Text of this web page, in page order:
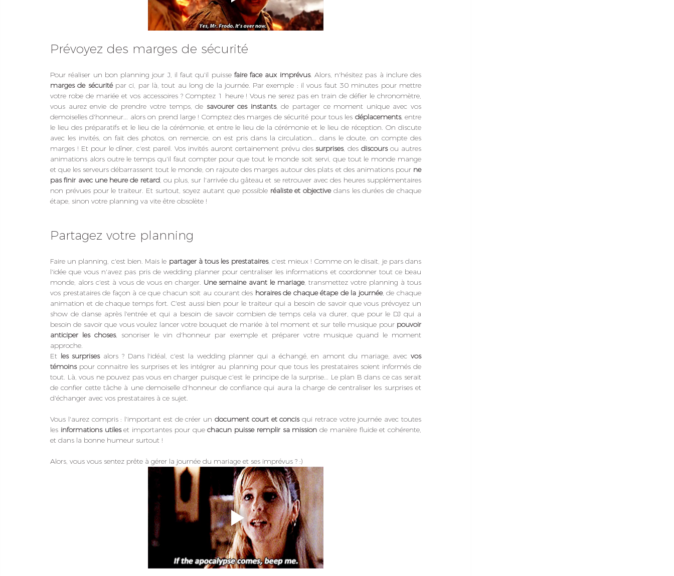
Prévoyez des marges de sécurité
Pour réaliser un bon planning jour J, il faut qu'il puisse faire face aux imprévus
marges de sécurité par ci, par là, tout au long de la journée. Par exemple : il vous faut 30 minutes pour mettre
votre robe de mariée et vos accessoires ? Comptez 1 heure ! Vous ne serez pas en train de défier le chronomètre,
vous aurez envie de prendre votre temps, de savourer ces instants, de partager ce moment unique avec vos
demoiselles d'honneur... alors on prend large ! Comptez des marges de sécurité pour tous les déplacements, entre
le lieu des préparatifs et le lieu de la cérémonie, et entre le lieu de la cérémonie et le lieu de réception. On discute
avec les invités, on fait des photos, on remercie, on est pris dans la circulation... dans le doute, on compte des
marges ! Et pour le dîner, c'est pareil. Vos invités auront certainement prévu des surprises, des discours ou autres
animations alors outre le temps qu'il faut compter pour que tout le monde soit servi, que tout le monde mange
et que les serveurs débarrassent tout le monde, on rajoute des marges autour des plats et des animations pour ne
pas finir avec une heure de retard, ou plus, sur l'arrivée du gâteau et se retrouver avec des heures supplémentaires
non prévues pour le traiteur. Et surtout, soyez autant que possible réaliste et objective dans les durées de chaque
étape, sinon votre planning va vite être obsolète !
Partagez votre planning
Faire un planning, c'est bien. Mais le partager à tous les prestataires, c'est mieux ! Comme on le disait, je pars dans
l'idée que vous n'avez pas pris de wedding planner pour centraliser les informations et coordonner tout ce beau
monde, alors c'est à vous de vous en charger. Une semaine avant le mariage, transmettez votre planning à tous
vos prestataires de façon à ce que chacun soit au courant des horaires de chaque étape de la journée, de chaque
animation et de chaque temps fort. C'est aussi bien pour le traiteur qui a besoin de savoir que vous prévoyez un
show de danse après l'entrée et qui a besoin de savoir combien de temps cela va durer, que pour le DJ qui a
besoin de savoir que vous voulez lancer votre bouquet de mariée à tel moment et sur telle musique pour pouvoir
anticiper les choses, sonoriser le vin d'honneur par exemple et préparer votre musique quand le moment
approche.
Et les surprises alors ? Dans l'idéal, c'est la wedding planner qui a échangé, en amont du mariage, avec vos
témoins pour connaitre les surprises et les intégrer au planning pour que tous les prestataires soient informés de
tout. Là, vous ne pouvez pas vous en charger puisque c'est le principe de la surprise... Le plan B dans ce cas serait
de confier cette tâche à une demoiselle d'honneur de confiance qui aura la charge de centraliser les surprises et
d'échanger avec vos prestataires à ce sujet.
Vous l'aurez compris : l'important est de créer un document court et concis qui retrace votre journée avec toutes
les informations utiles et importantes pour que chacun puisse remplir sa mission de manière fluide et cohérente,
et dans la bonne humeur surtout !
Alors, vous vous sentez prête à gérer la journée du mariage et ses imprévus ? :)